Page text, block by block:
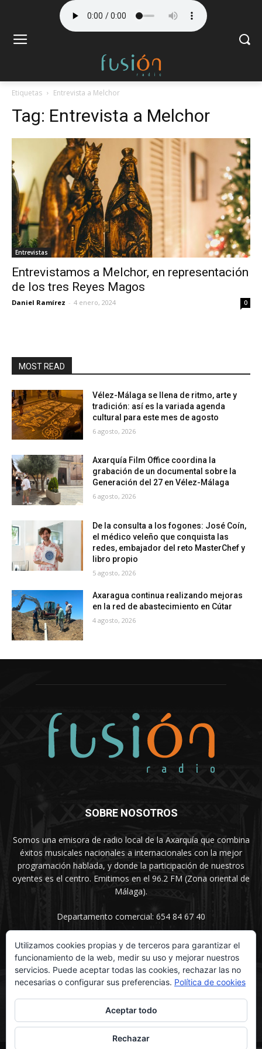
Etiquetas Entrevista a Melchor
Tag: Entrevista a Melchor
Entrevistas
Entrevistamos a Melchor, en representación
de los tres Reyes Magos
Daniel Ramírez - 4 enero, 2024 0
MOST READ
Vélez-Málaga se llena de ritmo, arte y
tradición: así es la variada agenda
cultural para este mes de agosto
6 agosto, 2026
Axarquía Film Office coordina la
grabación de un documental sobre la
Generación del 27 en Vélez-Málaga
6 agosto, 2026
De la consulta a los fogones: José Coín,
el médico veleño que conquista las
redes, embajador del reto MasterChef y
libro propio
5 agosto, 2026
Axaragua continua realizando mejoras
en la red de abastecimiento en Cútar
4 agosto, 2026
SOBRE NOSOTROS
Somos una emisora de radio local de la Axarquía que combina
éxitos musicales nacionales a internacionales con la mejor
programación hablada, y donde la participación de nuestros
oyentes es el centro. Emitimos en el 96.2 FM (Zona oriental de
Málaga).
Departamento comercial: 654 84 67 40
SÍGUENOS
Utilizamos cookies propias y de terceros para garantizar el
funcionamiento de la web, medir su uso y mejorar nuestros
servicios. Puede aceptar todas las cookies, rechazar las no
necesarias o configurar sus preferencias. Política de cookies
Aceptar todo
Rechazar